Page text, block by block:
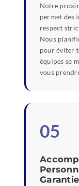
Notre
permet des
respect
Nous
pour éviter
équipes se
vous
05
Garantie